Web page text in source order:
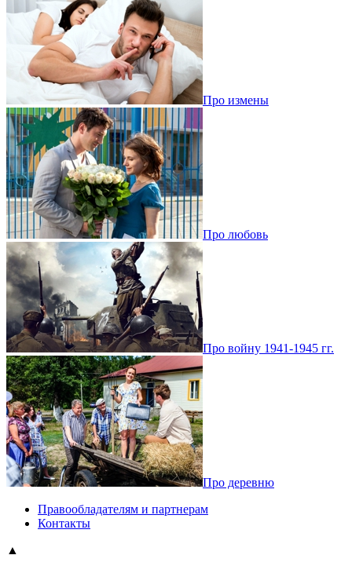
Про измены
Про любовь
Про войну 1941-1945 гг.
Про деревню
Правообладателям и партнерам
Контакты
▲